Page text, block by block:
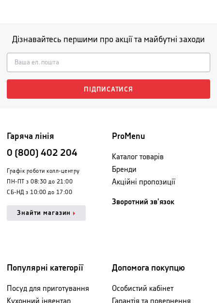
Дізнавайтесь першими про акції та майбутні заходи
ПІДПИСАТИСЯ
Гаряча лінія
0 (800) 402 204
Графік роботи колл-центру
ПН-ПТ з 08:30 до 21:00
СБ-НД з 10:00 до 17:00
Знайти магазин
ProMenu
Каталог товарів
Бренди
Акційні пропозиції
Зворотний зв'язок
Популярні категорії
Посуд для приготування
Кухонний інвентар
Допомога покупцю
Особистий кабінет
Гарантія та повернення